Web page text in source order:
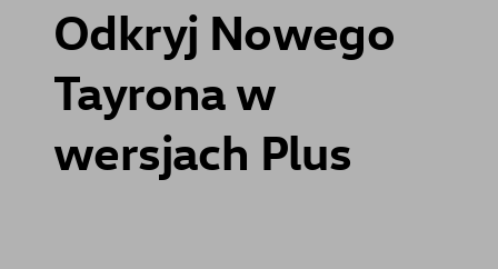
Odkryj Nowego
Tayrona w
wersjach Plus